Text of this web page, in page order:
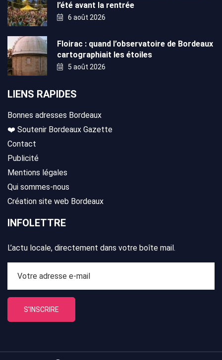
l’été avant la rentrée
6 août 2026
Floirac : quand l’observatoire de Bordeaux
cartographiait les étoiles
5 août 2026
LIENS RAPIDES
Bonnes adresses Bordeaux
❤️ Soutenir Bordeaux Gazette
Contact
Publicité
Mentions légales
Qui sommes-nous
Création site web Bordeaux
INFOLETTRE
L’actu locale, directement dans votre boîte mail.
S'INSCRIRE